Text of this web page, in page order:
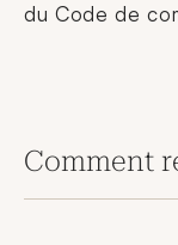
du Code de
Comment